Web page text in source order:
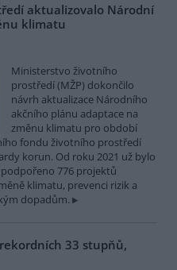
aktualizovalo Národní
klimatu
Ministerstvo životního
prostředí (MŽP) dokončilo
návrh aktualizace Národního
akčního plánu adaptace na
změnu klimatu pro období
fondu životního prostředí
korun. Od roku 2021 už bylo
776 projektů
klimatu, prevenci rizik a
dopadům.
33 stupňů,